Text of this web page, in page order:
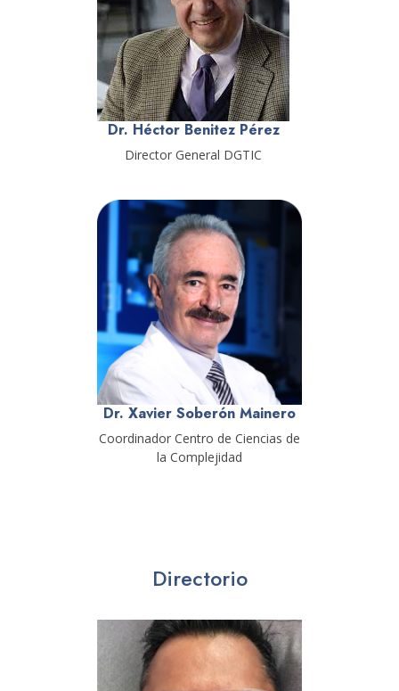
Dr. Héctor Benitez Pérez
Director General DGTIC
Dr. Xavier Soberón Mainero
Coordinador Centro de Ciencias de
la Complejidad
Directorio